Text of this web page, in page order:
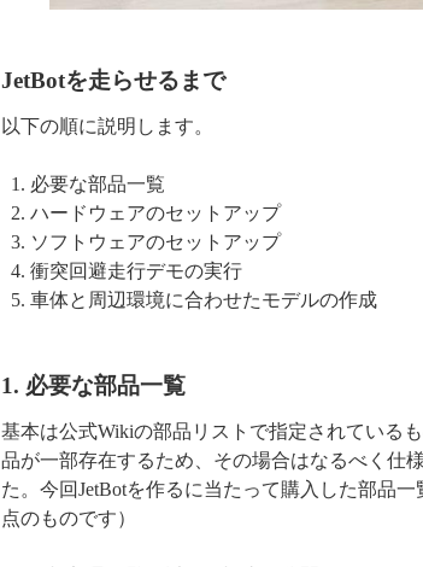
JetBotを走らせるまで
以下の順に説明します。
必要な部品一覧
ハードウェアのセットアップ
ソフトウェアのセットアップ
衝突回避走行デモの実行
車体と周辺環境に合わせたモデルの作成
1. 必要な部品一覧
基本は公式Wikiの部品リストで指定されている
品が一部存在するため、その場合はなるべく仕
た。今回JetBotを作るに当たって購入した部品
点のものです）